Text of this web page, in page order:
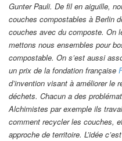
Gunter Pauli. De fil en aiguille,
couches compostables à Berlin
couches avec du composte. On
mettons nous ensembles pour
compostable. On s’est aussi
un prix de la fondation française
d’invention visant à améliorer le
déchets. Chacun a des
Alchimistes par exemple ils
comment recycler les couches,
approche de territoire. L’idée